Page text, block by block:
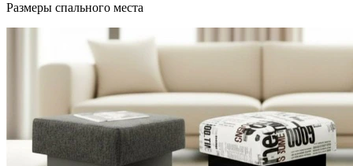
Размеры спального места